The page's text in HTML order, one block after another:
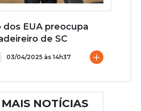
dos EUA preocupa
de SC
03/04/2025 às 14h37 +
NOTÍCIAS